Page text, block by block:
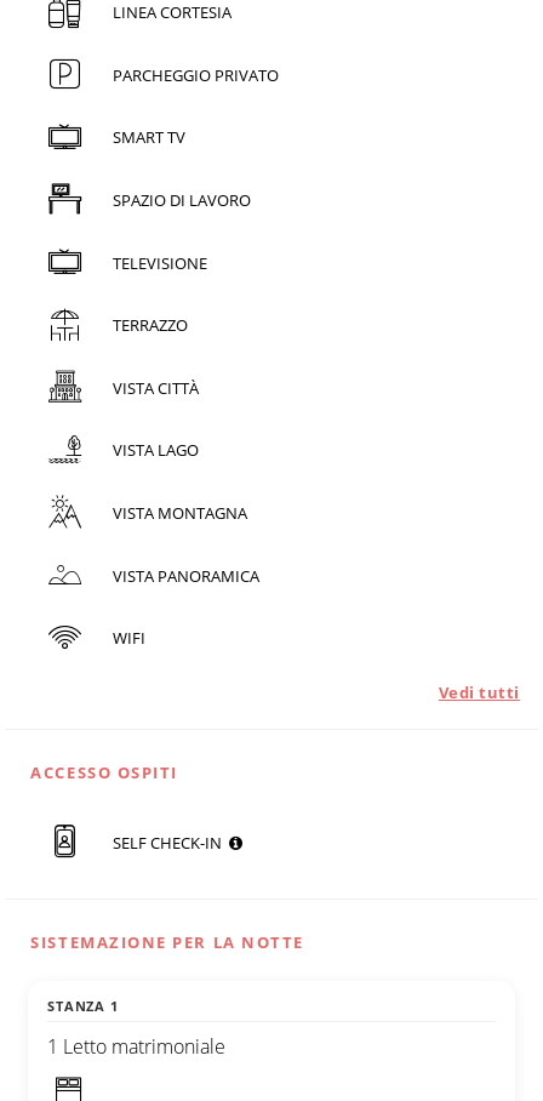
LINEA CORTESIA
PARCHEGGIO PRIVATO
SMART TV
SPAZIO DI LAVORO
TELEVISIONE
TERRAZZO
VISTA CITTÀ
VISTA LAGO
VISTA MONTAGNA
VISTA PANORAMICA
WIFI
Vedi tutti
ACCESSO OSPITI
SELF CHECK-IN
SISTEMAZIONE PER LA NOTTE
STANZA 1
1 Letto matrimoniale